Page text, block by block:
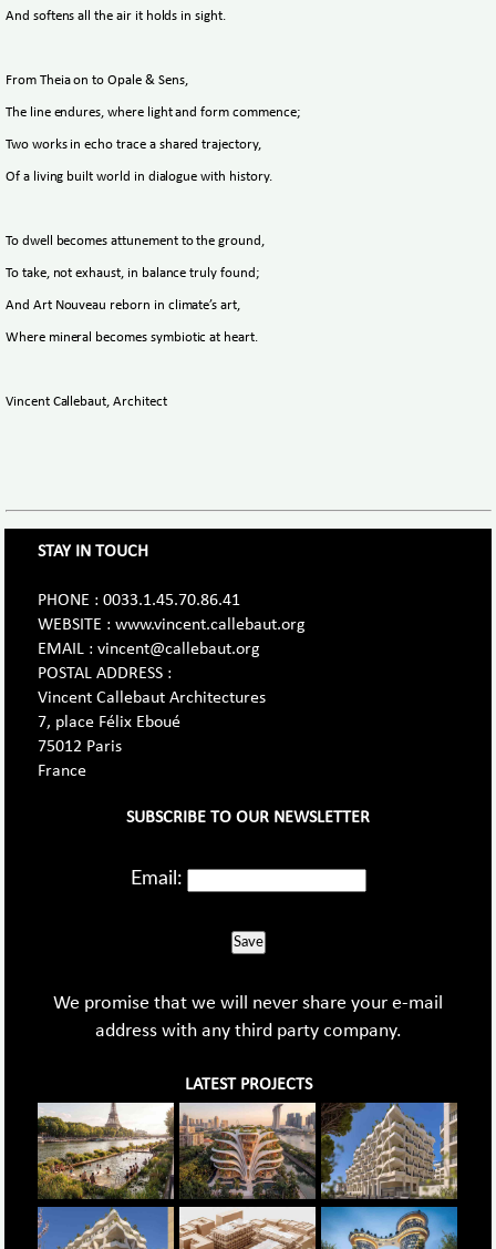
And softens all the air it holds in sight.
From Theia on to Opale & Sens,
The line endures, where light and form commence;
Two works in echo trace a shared trajectory,
Of a living built world in dialogue with history.
To dwell becomes attunement to the ground,
To take, not exhaust, in balance truly found;
And Art Nouveau reborn in climate’s art,
Where mineral becomes symbiotic at heart.
Vincent Callebaut, Architect
STAY IN TOUCH
PHONE : 0033.1.45.70.86.41
WEBSITE : www.vincent.callebaut.org
EMAIL : vincent@callebaut.org
POSTAL ADDRESS :
Vincent Callebaut Architectures
7, place Félix Eboué
75012 Paris
France
SUBSCRIBE TO OUR NEWSLETTER
Email:
Save
We promise that we will never share your e-mail
address with any third party company.
LATEST PROJECTS